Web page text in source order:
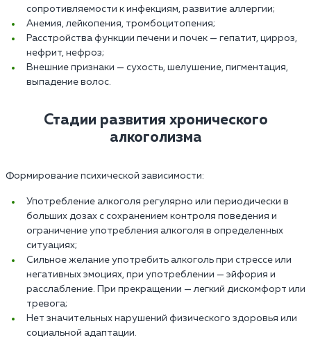
сопротивляемости к инфекциям, развитие аллергии;
Анемия, лейкопения, тромбоцитопения;
Расстройства функции печени и почек — гепатит, цирроз,
нефрит, нефроз;
Внешние признаки — сухость, шелушение, пигментация,
выпадение волос.
Стадии развития хронического
алкоголизма
Формирование психической зависимости:
Употребление алкоголя регулярно или периодически в
больших дозах с сохранением контроля поведения и
ограничение употребления алкоголя в определенных
ситуациях;
Сильное желание употребить алкоголь при стрессе или
негативных эмоциях, при употреблении — эйфория и
расслабление. При прекращении — легкий дискомфорт или
тревога;
Нет значительных нарушений физического здоровья или
социальной адаптации.